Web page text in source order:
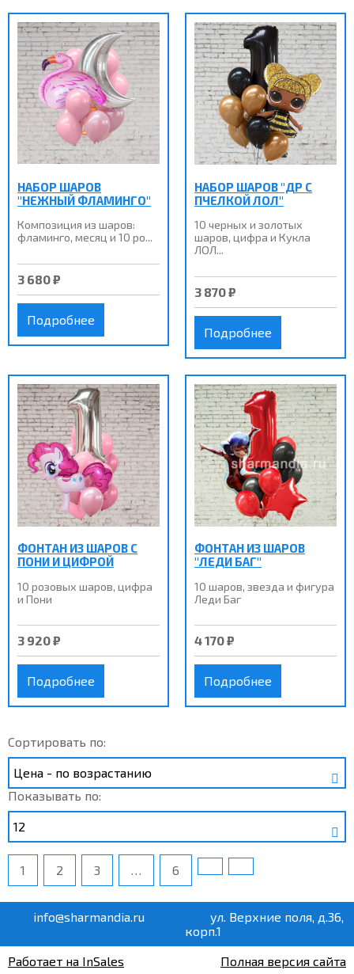
НАБОР ШАРОВ
"НЕЖНЫЙ ФЛАМИНГО"
Композиция из шаров:
фламинго, месяц и 10 ро...
3 680 ₽
Подробнее
НАБОР ШАРОВ "ДР С
ПЧЕЛКОЙ ЛОЛ"
10 черных и золотых
шаров, цифра и Кукла
ЛОЛ...
3 870 ₽
Подробнее
ФОНТАН ИЗ ШАРОВ С
ПОНИ И ЦИФРОЙ
10 розовых шаров, цифра
и Пони
3 920 ₽
Подробнее
ФОНТАН ИЗ ШАРОВ
"ЛЕДИ БАГ"
10 шаров, звезда и фигура
Леди Баг
4 170 ₽
Подробнее
Сортировать по:
Показывать по:
1 2 3 … 6
info@sharmandia.ru
ул. Верхние поля, д.36,
корп.1
Работает на InSales
Полная версия сайта